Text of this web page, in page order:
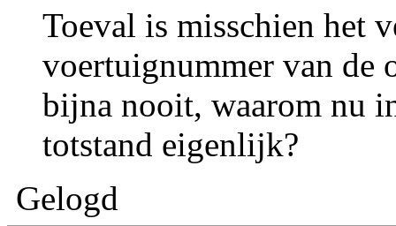
Toeval is misschien het
voertuignummer van de
bijna nooit, waarom nu
totstand eigenlijk?
Gelogd